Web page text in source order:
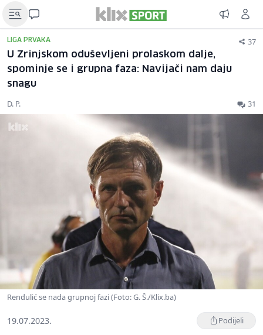
LIGA PRVAKA 37
U Zrinjskom oduševljeni prolaskom dalje,
spominje se i grupna faza: Navijači nam daju
snagu
D. P. 31
Rendulić se nada grupnoj fazi (Foto: G. Š./Klix.ba)
19.07.2023. Podijeli